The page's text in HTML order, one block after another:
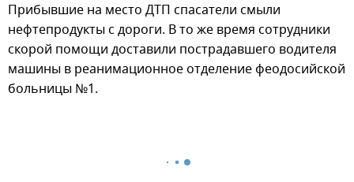
Прибывшие на место ДТП спасатели смыли
нефтепродукты с дороги. В то же время сотрудники
скорой помощи доставили пострадавшего водителя
машины в реанимационное отделение феодосийской
больницы №1.